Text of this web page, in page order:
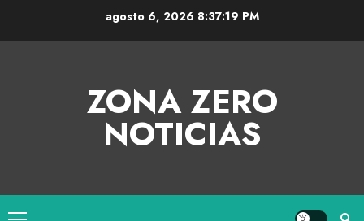
agosto 6, 2026 8:37:19 PM
ZONA ZERO
NOTICIAS